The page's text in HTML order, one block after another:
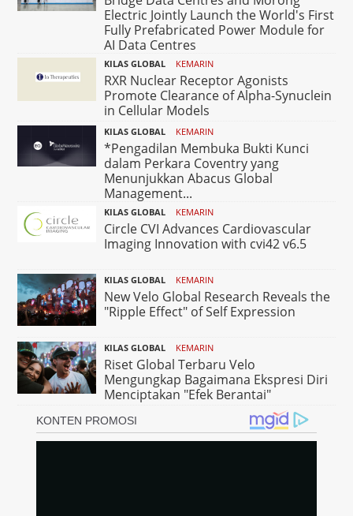
Electric Jointly Launch the World's First
Fully Prefabricated Power Module for
AI Data Centres
KILAS GLOBAL KEMARIN
RXR Nuclear Receptor Agonists
Promote Clearance of Alpha-Synuclein
in Cellular Models
KILAS GLOBAL KEMARIN
*Pengadilan Membuka Bukti Kunci
dalam Perkara Coventry yang
Menunjukkan Abacus Global
Management...
KILAS GLOBAL KEMARIN
Circle CVI Advances Cardiovascular
Imaging Innovation with cvi42 v6.5
KILAS GLOBAL KEMARIN
New Velo Global Research Reveals the
"Ripple Effect" of Self Expression
KILAS GLOBAL KEMARIN
Riset Global Terbaru Velo
Mengungkap Bagaimana Ekspresi Diri
Menciptakan "Efek Berantai"